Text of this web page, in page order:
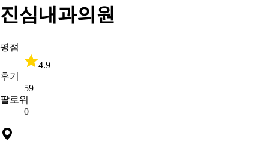
진심내과의원
평점
4.9
후기
59
팔로워
0